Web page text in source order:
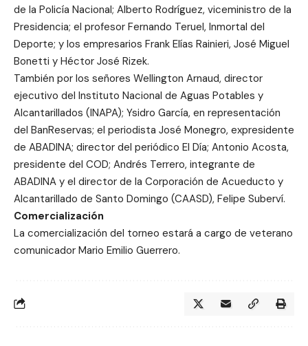
de la Policía Nacional; Alberto Rodríguez, viceministro de la
Presidencia; el profesor Fernando Teruel, Inmortal del
Deporte; y los empresarios Frank Elías Rainieri, José Miguel
Bonetti y Héctor José Rizek.
También por los señores Wellington Arnaud, director
ejecutivo del Instituto Nacional de Aguas Potables y
Alcantarillados (INAPA); Ysidro García, en representación
del BanReservas; el periodista José Monegro, expresidente
de ABADINA; director del periódico El Día; Antonio Acosta,
presidente del COD; Andrés Terrero, integrante de
ABADINA y el director de la Corporación de Acueducto y
Alcantarillado de Santo Domingo (CAASD), Felipe Suberví.
Comercialización
La comercialización del torneo estará a cargo de veterano
comunicador Mario Emilio Guerrero.